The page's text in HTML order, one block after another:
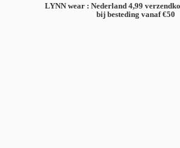
LYNN wear : Nederland 4,99
bij besteding vanaf €50